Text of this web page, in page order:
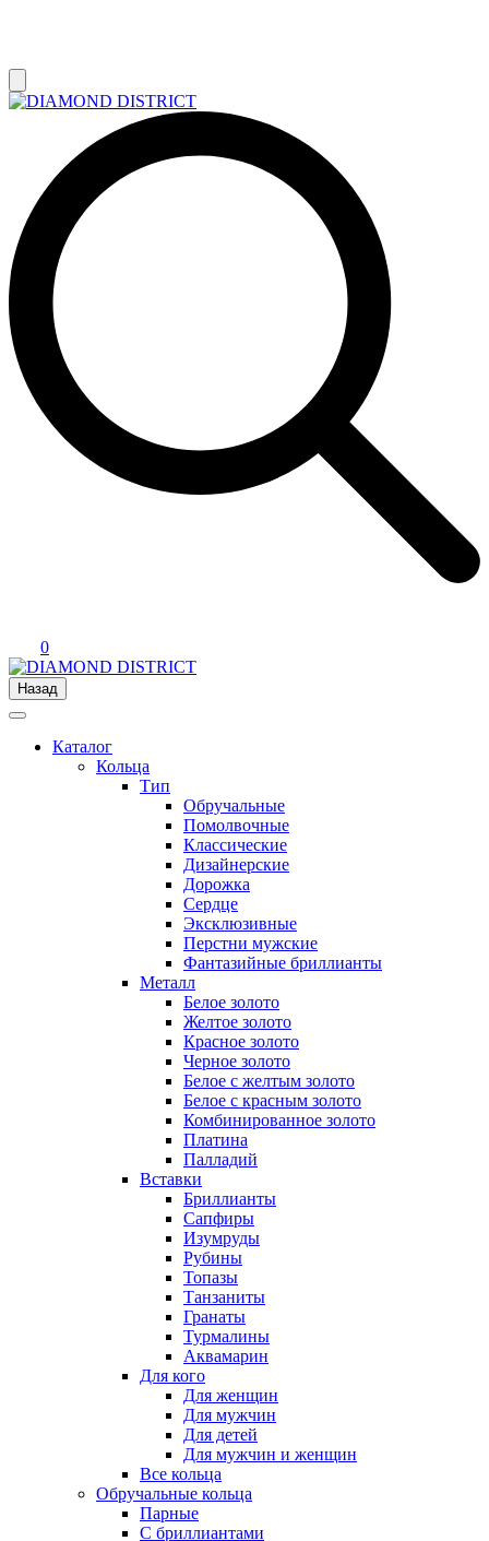
0
Назад
Каталог
Кольца
Тип
Обручальные
Помолвочные
Классические
Дизайнерские
Дорожка
Сердце
Эксклюзивные
Перстни мужские
Фантазийные бриллианты
Металл
Белое золото
Желтое золото
Красное золото
Черное золото
Белое с желтым золото
Белое с красным золото
Комбинированное золото
Платина
Палладий
Вставки
Бриллианты
Сапфиры
Изумруды
Рубины
Топазы
Танзаниты
Гранаты
Турмалины
Аквамарин
Для кого
Для женщин
Для мужчин
Для детей
Для мужчин и женщин
Все кольца
Обручальные кольца
Парные
С бриллиантами